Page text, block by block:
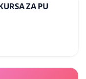
ZA PU